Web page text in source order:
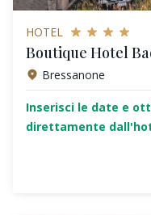
HOTEL
Boutique Hotel
Bressanone
Inserisci le date e
direttamente